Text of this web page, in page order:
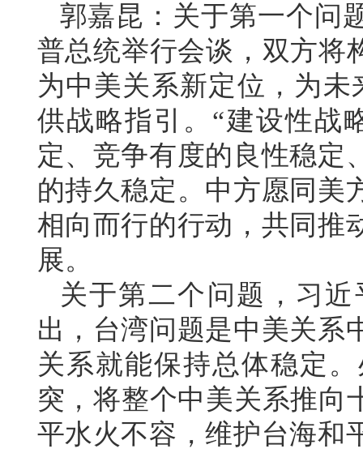
郭嘉昆：关于第一个问
普总统举行会谈，双方将
为中美关系新定位，为
供战略指引。“建设性战
定、竞争有度的良性稳定
的持久稳定。中方愿同美
相向而行的行动，共同推
展。
关于第二个问题，习
出，台湾问题是中美关系
关系就能保持总体稳定
突，将整个中美关系推向
平水火不容，维护台海和